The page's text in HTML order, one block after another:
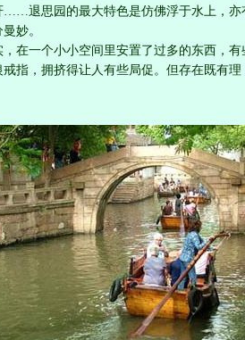
……退思园的最大特色是仿佛浮于水上，亦
妙。
在一个小小空间里安置了过多的东西，
指，拥挤得让人有些局促。但存在既有